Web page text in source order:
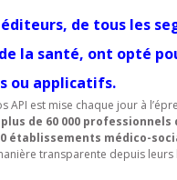
éditeurs, de tous les
la santé, ont opté
ou applicatifs.
API est mise chaque jour à
plus de 60 000 professionnels
établissements médico-
transparente depuis leurs